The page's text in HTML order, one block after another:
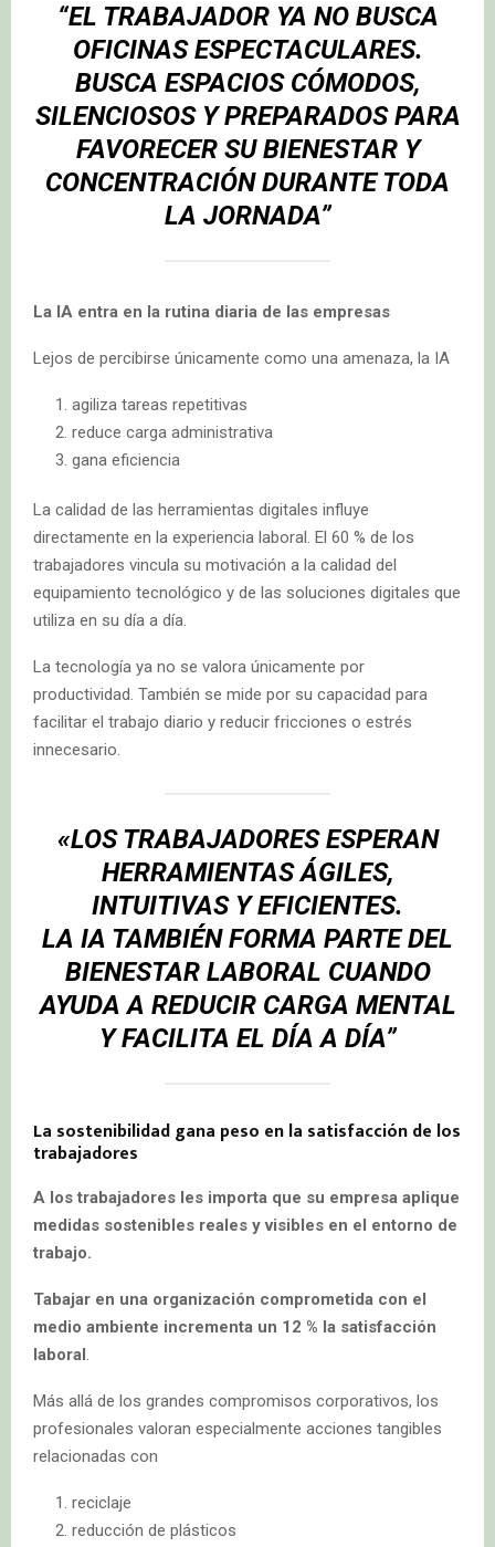
“EL TRABAJADOR YA NO BUSCA
OFICINAS ESPECTACULARES.
BUSCA ESPACIOS CÓMODOS,
SILENCIOSOS Y PREPARADOS PARA
FAVORECER SU BIENESTAR Y
CONCENTRACIÓN DURANTE TODA
LA JORNADA”
La IA entra en la rutina diaria de las empresas
Lejos de percibirse únicamente como una amenaza, la IA
agiliza tareas repetitivas
reduce carga administrativa
gana eficiencia
La calidad de las herramientas digitales influye
directamente en la experiencia laboral. El 60 % de los
trabajadores vincula su motivación a la calidad del
equipamiento tecnológico y de las soluciones digitales que
utiliza en su día a día.
La tecnología ya no se valora únicamente por
productividad. También se mide por su capacidad para
facilitar el trabajo diario y reducir fricciones o estrés
innecesario.
«LOS TRABAJADORES ESPERAN
HERRAMIENTAS ÁGILES,
INTUITIVAS Y EFICIENTES.
LA IA TAMBIÉN FORMA PARTE DEL
BIENESTAR LABORAL CUANDO
AYUDA A REDUCIR CARGA MENTAL
Y FACILITA EL DÍA A DÍA”
La sostenibilidad gana peso en la satisfacción de los
trabajadores
A los trabajadores les importa que su empresa aplique
medidas sostenibles reales y visibles en el entorno de
trabajo.
Tabajar en una organización comprometida con el
medio ambiente incrementa un 12 % la satisfacción
laboral.
Más allá de los grandes compromisos corporativos, los
profesionales valoran especialmente acciones tangibles
relacionadas con
reciclaje
reducción de plásticos